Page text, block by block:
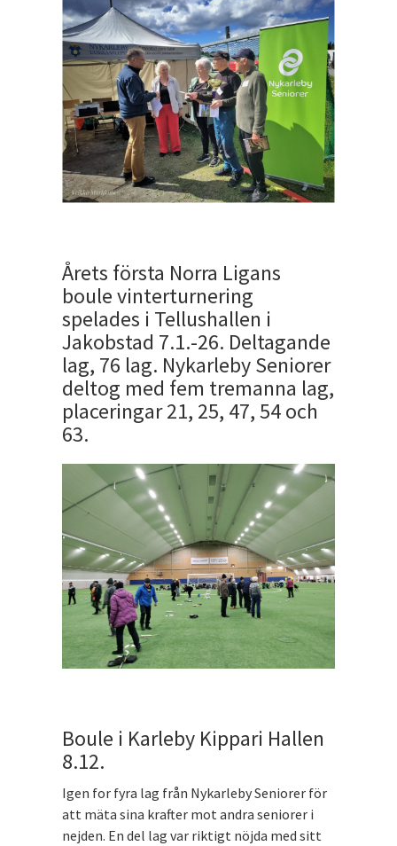
Årets första Norra Ligans
boule vinterturnering
spelades i Tellushallen i
Jakobstad 7.1.-26. Deltagande
lag, 76 lag. Nykarleby Seniorer
deltog med fem tremanna lag,
placeringar 21, 25, 47, 54 och
63.
Boule i Karleby Kippari Hallen
8.12.
Igen for fyra lag från Nykarleby Seniorer för
att mäta sina krafter mot andra seniorer i
nejden. En del lag var riktigt nöjda med sitt